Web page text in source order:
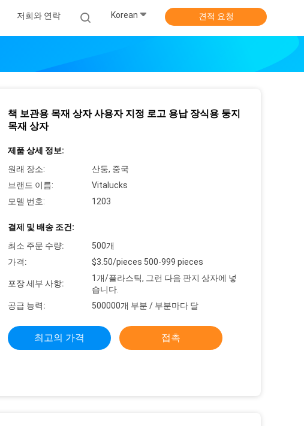
저희와 연락 Korean 견적 요청
책 보관용 목재 상자 사용자 지정 로고 용납 장식용 둥지
목재 상자
제품 상세 정보:
원래 장소:
산둥, 중국
브랜드 이름:
Vitalucks
모델 번호:
1203
결제 및 배송 조건:
최소 주문 수량:
500개
가격:
$3.50/pieces 500-999 pieces
포장 세부 사항:
1개/플라스틱, 그런 다음 판지 상자에 넣
습니다.
공급 능력:
500000개 부분 / 부분마다 달
최고의 가격 접촉